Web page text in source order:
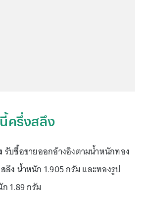
ครึ่งสลึง
รับซื้อขายออกอ้างอิงตามน้ำหนักทอง
ลึง น้ำหนัก 1.905 กรัม และทองรูป
1.89 กรัม